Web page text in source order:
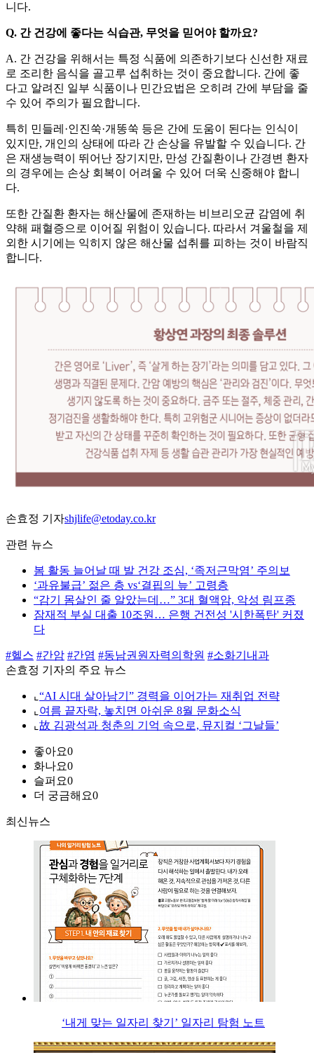
니다.
Q. 간 건강에 좋다는 식습관, 무엇을 믿어야 할까요?
A. 간 건강을 위해서는 특정 식품에 의존하기보다 신선한 재료
로 조리한 음식을 골고루 섭취하는 것이 중요합니다. 간에 좋
다고 알려진 일부 식품이나 민간요법은 오히려 간에 부담을 줄
수 있어 주의가 필요합니다.
특히 민들레·인진쑥·개똥쑥 등은 간에 도움이 된다는 인식이
있지만, 개인의 상태에 따라 간 손상을 유발할 수 있습니다. 간
은 재생능력이 뛰어난 장기지만, 만성 간질환이나 간경변 환자
의 경우에는 손상 회복이 어려울 수 있어 더욱 신중해야 합니
다.
또한 간질환 환자는 해산물에 존재하는 비브리오균 감염에 취
약해 패혈증으로 이어질 위험이 있습니다. 따라서 겨울철을 제
외한 시기에는 익히지 않은 해산물 섭취를 피하는 것이 바람직
합니다.
손효정 기자shjlife@etoday.co.kr
관련 뉴스
봄 활동 늘어날 때 발 건강 조심, ‘족저근막염’ 주의보
‘과유불급’ 젊은 층 vs‘결핍의 늪’ 고령층
“감기 몸살인 줄 알았는데…” 3대 혈액암, 악성 림프종
잠재적 부실 대출 10조원… 은행 건전성 '시한폭탄' 커졌
다
#헬스 #간암 #간염 #동남권원자력의학원 #소화기내과
손효정 기자의 주요 뉴스
⌞ “AI 시대 살아남기” 경력을 이어가는 재취업 전략
⌞ 여름 끝자락, 놓치면 아쉬운 8월 문화소식
⌞ 故 김광석과 청춘의 기억 속으로, 뮤지컬 ‘그날들’
좋아요0
화나요0
슬퍼요0
더 궁금해요0
최신뉴스
‘내게 맞는 일자리 찾기’ 일자리 탐험 노트